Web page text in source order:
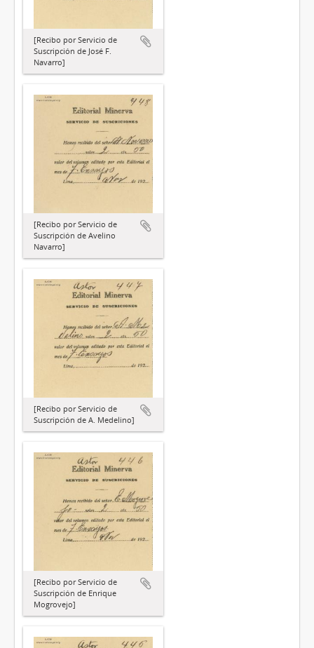
[Recibo por Servicio de
Suscripción de José F.
Navarro]
[Recibo por Servicio de
Suscripción de Avelino
Navarro]
[Recibo por Servicio de
Suscripción de A. Medelino]
[Recibo por Servicio de
Suscripción de Enrique
Mogrovejo]